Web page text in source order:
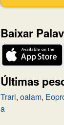
Baixar
Últimas
Trari, oalam,
a